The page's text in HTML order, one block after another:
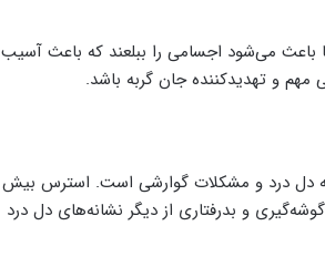
باعث می‌شود اجسامی را ببلعند که باعث آسیب
و تهدیدکننده جان گربه باشد.
دل درد و مشکلات گوارشی است. استرس بیش
و بدرفتاری از دیگر نشانه‌های دل درد